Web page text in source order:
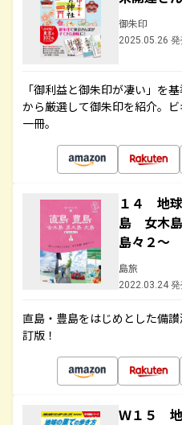
御朱印
2025.05.26
「御利益と御朱印が凄い」を
から厳選して御朱印を紹介。
一冊。
１４ 地
島 女木
島々２～
島旅
2022.03.24
直島・豊島をはじめとした備
訂版！
Ｗ１５